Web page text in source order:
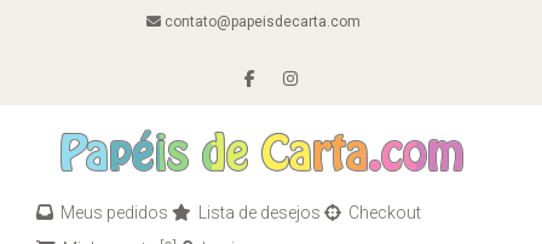
contato@papeisdecarta.com
Meus pedidos Lista de desejos
Checkout